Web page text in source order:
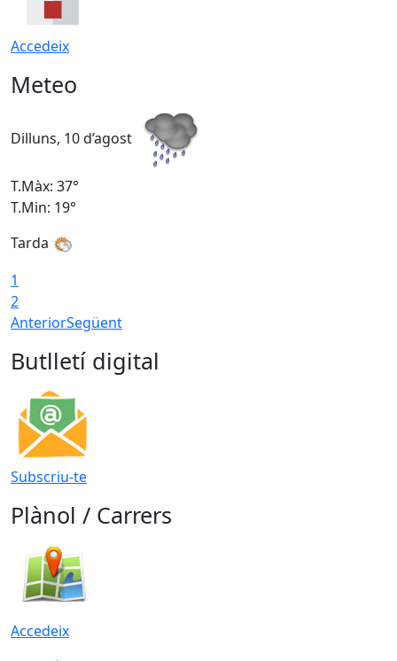
Accedeix
Meteo
Dilluns, 10 d’agost
T.Màx: 37°
T.Min: 19°
Tarda
1
2
AnteriorSegüent
Butlletí digital
Subscriu-te
Plànol / Carrers
Accedeix